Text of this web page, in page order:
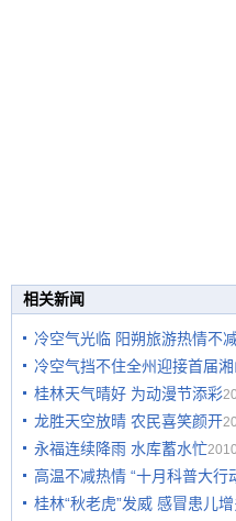
相关新闻
冷空气光临 阳朔旅游热情不
冷空气挡不住全州迎接首届
桂林天气晴好 为动漫节添彩
龙胜天空放晴 农民喜笑颜开
永福连续降雨 水库蓄水忙
高温不减热情 “十月科普大行
桂林“秋老虎”发威 感冒患儿增